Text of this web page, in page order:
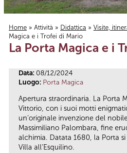
Tu sei qui
Home » Attività » Didattica » Visite,
Magica e i Trofei di Mario
La Porta Magica e i
Data: 08/12/2024
Luogo: Porta Magica
Apertura straordinaria. La Porta
Vittorio, con i suoi motti
un’originale invenzione del
Massimiliano Palombara, fine
alchimia. Datata 1680, la Porta
Villa all’Esquilino.